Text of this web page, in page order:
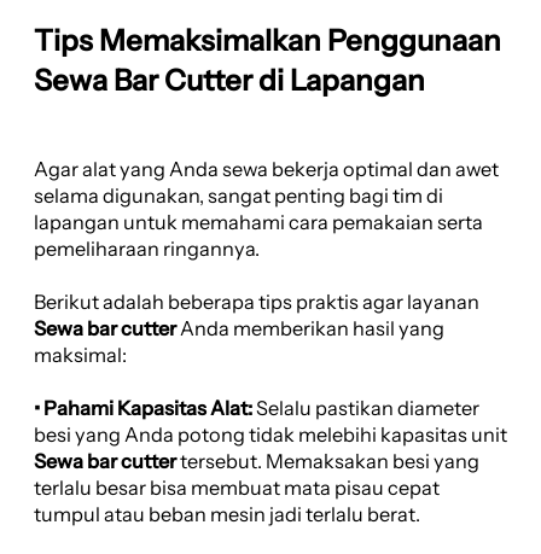
Tips Memaksimalkan Penggunaan
Sewa Bar Cutter di Lapangan
Agar alat yang Anda sewa bekerja optimal dan awet
selama digunakan, sangat penting bagi tim di
lapangan untuk memahami cara pemakaian serta
pemeliharaan ringannya.
Berikut adalah beberapa tips praktis agar layanan
Sewa bar cutterAnda memberikan hasil yang
maksimal:
• Pahami Kapasitas Alat:Selalu pastikan diameter
besi yang Anda potong tidak melebihi kapasitas unit
Sewa bar cuttertersebut. Memaksakan besi yang
terlalu besar bisa membuat mata pisau cepat
tumpul atau beban mesin jadi terlalu berat.